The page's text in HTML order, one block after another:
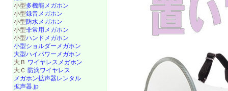
小型多機能メガホン
小型録音メガホン
小型防水メガホン
小型非常用メガホン
小型ハンドメガホン
小型ショルダーメガホン
大型ハイパワーメガホン
大Ｂ ワイヤレスメガホン
大Ｃ 防滴ワイヤレス
メガホン拡声器レンタル
拡声器.jp